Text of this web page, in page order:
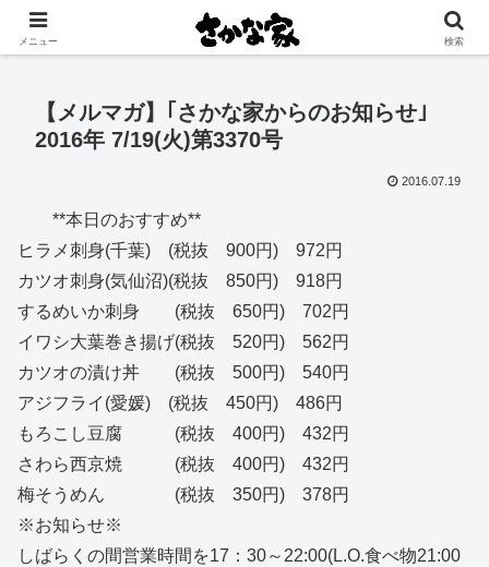
創業大正11年 矢祭町の中心で営む鮮魚店と飲食店
【メルマガ】｢さかな家からのお知らせ｣
2016年 7/19(火)第3370号
2016.07.19
**本日のおすすめ**
ヒラメ刺身(千葉) (税抜 900円) 972円
カツオ刺身(気仙沼)(税抜 850円) 918円
するめいか刺身 (税抜 650円) 702円
イワシ大葉巻き揚げ(税抜 520円) 562円
カツオの漬け丼 (税抜 500円) 540円
アジフライ(愛媛) (税抜 450円) 486円
もろこし豆腐 (税抜 400円) 432円
さわら西京焼 (税抜 400円) 432円
梅そうめん (税抜 350円) 378円
※お知らせ※
しばらくの間営業時間を17：30～22:00(L.O.食べ物21:00
メニュー 検索